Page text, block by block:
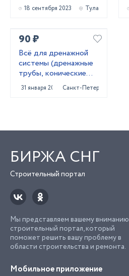
18 сентября 2023 Тула
90 ₽
Всё для дренажной
системы (дренажные
трубы, конические
колодцы,трубы под
заезд)
31 января 2024 Санкт-Петербург
БИРЖА СНГ
Строительный портал
Мы представляем вашему вниманию
строительный портал, который
поможет решить вашу проблему в
области строительства и ремонта.
Мобильное приложение